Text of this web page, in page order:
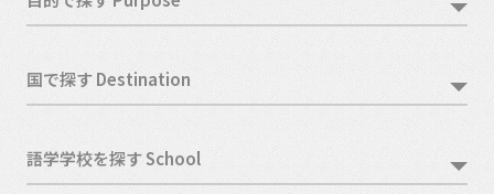
国で探す Destination
語学学校を探す School